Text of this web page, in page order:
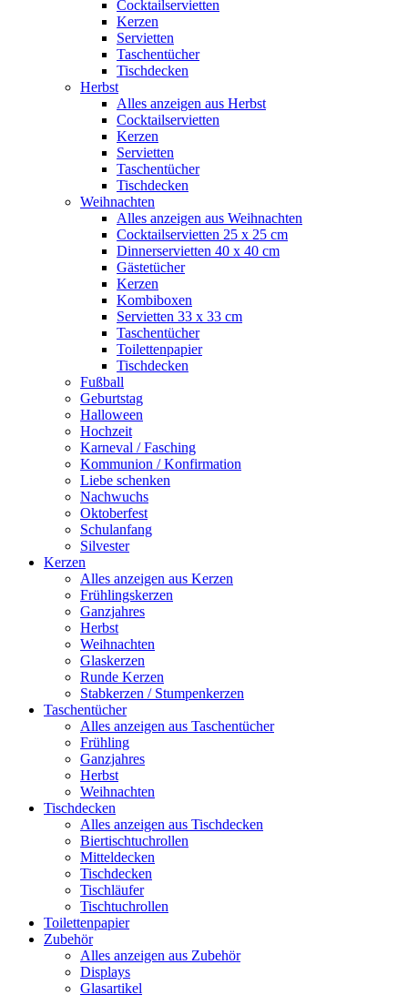
Cocktailservietten
Kerzen
Servietten
Taschentücher
Tischdecken
Herbst
Alles anzeigen aus Herbst
Cocktailservietten
Kerzen
Servietten
Taschentücher
Tischdecken
Weihnachten
Alles anzeigen aus Weihnachten
Cocktailservietten 25 x 25 cm
Dinnerservietten 40 x 40 cm
Gästetücher
Kerzen
Kombiboxen
Servietten 33 x 33 cm
Taschentücher
Toilettenpapier
Tischdecken
Fußball
Geburtstag
Halloween
Hochzeit
Karneval / Fasching
Kommunion / Konfirmation
Liebe schenken
Nachwuchs
Oktoberfest
Schulanfang
Silvester
Kerzen
Alles anzeigen aus Kerzen
Frühlingskerzen
Ganzjahres
Herbst
Weihnachten
Glaskerzen
Runde Kerzen
Stabkerzen / Stumpenkerzen
Taschentücher
Alles anzeigen aus Taschentücher
Frühling
Ganzjahres
Herbst
Weihnachten
Tischdecken
Alles anzeigen aus Tischdecken
Biertischtuchrollen
Mitteldecken
Tischdecken
Tischläufer
Tischtuchrollen
Toilettenpapier
Zubehör
Alles anzeigen aus Zubehör
Displays
Glasartikel